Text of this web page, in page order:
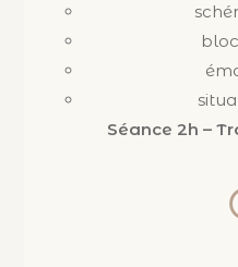
Séance 2h –